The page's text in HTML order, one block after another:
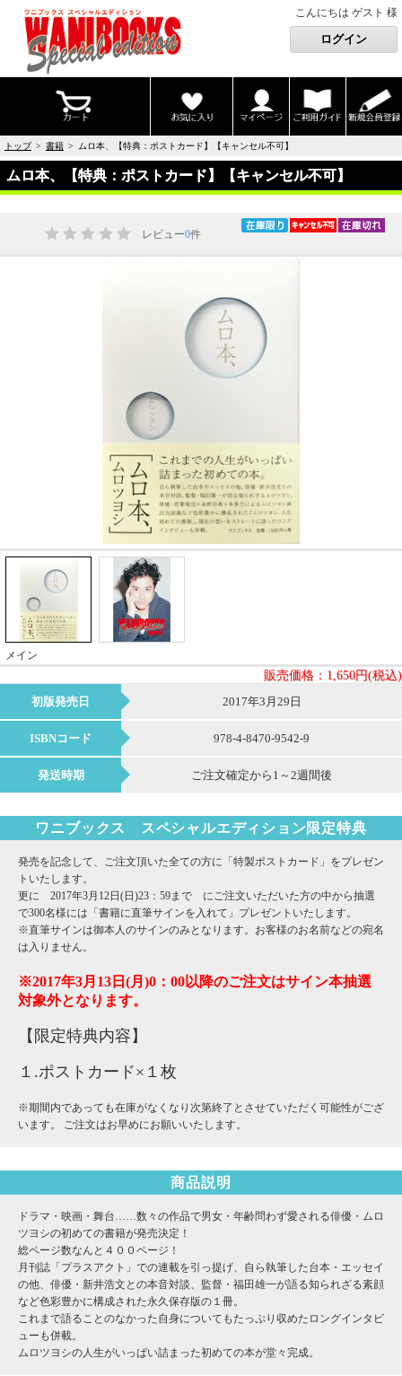
こんにちは ゲスト 様
トップ> 書籍 > ムロ本、【特典：ポストカード】【キャンセル不可】
ムロ本、【特典：ポストカード】【キャンセル不可】
レビュー0件
メイン
販売価格： 1,650円(税込)
初版発売日
2017年3月29日
ISBNコード 978-4-8470-9542-9
発送時期 ご注文確定から1～2週間後
ワニブックス スペシャルエディション限定特典
発売を記念して、ご注文頂いた全ての方に「特製ポストカード」をプレゼン
トいたします。
更に 2017年3月12日(日)23：59まで にご注文いただいた方の中から抽選
で300名様には「書籍に直筆サインを入れて」プレゼントいたします。
※直筆サインは御本人のサインのみとなります。お客様のお名前などの宛名
は入りません。
※2017年3月13日(月)0：00以降のご注文はサイン本抽選
対象外となります。
【限定特典内容】
１.ポストカード×１枚
※期間内であっても在庫がなくなり次第終了とさせていただく可能性がござ
います。 ご注文はお早めにお願いいたします。
商品説明
ドラマ・映画・舞台……数々の作品で男女・年齢問わず愛される俳優・ムロ
ツヨシの初めての書籍が発売決定！
総ページ数なんと４００ページ！
月刊誌「プラスアクト」での連載を引っ提げ、自ら執筆した台本・エッセイ
の他、俳優・新井浩文との本音対談、監督・福田雄一が語る知られざる素顔
など色彩豊かに構成された永久保存版の１冊。
これまで語ることのなかった自身についてもたっぷり収めたロングインタビ
ューも併載。
ムロツヨシの人生がいっぱい詰まった初めての本が堂々完成。